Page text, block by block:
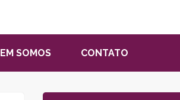
SOMOS CONTATO